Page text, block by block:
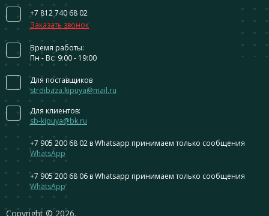
Сopyright © 2026.
+7 812 740 68 02
Заказать звонок
Время работы:
Пн - Вс: 9:00 - 19:00
Для поставщиков
stroibaza.kipuya@mail.ru
Для клиентов:
sb-kipuya@bk.ru
+7 905 200 68 02 в Whatsapp принимаем только сообщения
WhatsApp
+7 905 200 68 06 в Whatsapp принимаем только сообщения
WhatsApp